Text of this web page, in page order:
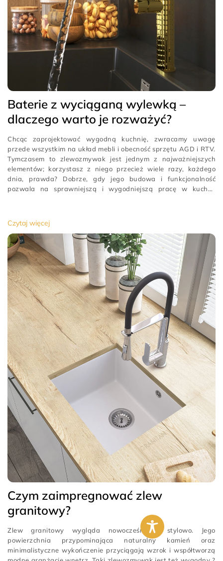
Baterie z wyciąganą wylewką –
dlaczego warto je rozważyć?
Chcąc zaprojektować wygodną kuchnię, zwracamy uwagę
przede wszystkim na układ mebli i obecność sprzętu AGD i RTV.
Tymczasem to zlewozmywak jest jednym z najważniejszych
elementów; korzystasz z niego przecież wiele razy, każdego
dnia, prawda? Dobrze, gdy jego budowa i funkcjonalność
pozwala na sprawniejszą i wygodniejszą pracę w kuchni.
ruchomej części
Czytaj więcej
Czym zaimpregnować zlew
granitowy?
Zlew granitowy wygląda nowocześnie i stylowo. Jego
powierzchnia przypominająca naturalny kamień oraz
minimalistyczne wykończenie przyciągają wzrok i współtworzą